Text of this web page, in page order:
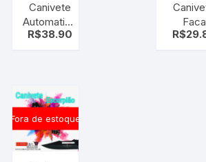
Canivete
Automatico
Militar
R$38.90
Faca
R$
Fora de estoque